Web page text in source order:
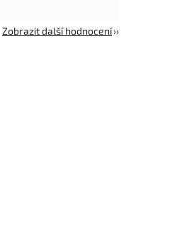
Zobrazit další hodnocení